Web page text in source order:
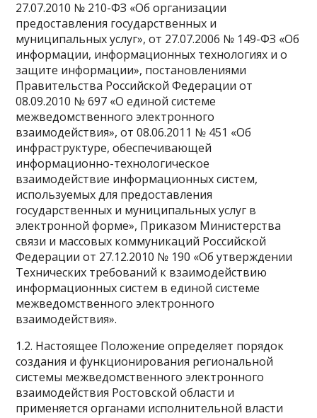
27.07.2010 № 210-ФЗ «Об организации
предоставления государственных и
муниципальных услуг», от 27.07.2006 № 149-ФЗ «Об
информации, информационных технологиях и о
защите информации», постановлениями
Правительства Российской Федерации от
08.09.2010 № 697 «О единой системе
межведомственного электронного
взаимодействия», от 08.06.2011 № 451 «Об
инфраструктуре, обеспечивающей
информационно-технологическое
взаимодействие информационных систем,
используемых для предоставления
государственных и муниципальных услуг в
электронной форме», Приказом Министерства
связи и массовых коммуникаций Российской
Федерации от 27.12.2010 № 190 «Об утверждении
Технических требований к взаимодействию
информационных систем в единой системе
межведомственного электронного
взаимодействия».
1.2. Настоящее Положение определяет порядок
создания и функционирования региональной
системы межведомственного электронного
взаимодействия Ростовской области и
применяется органами исполнительной власти